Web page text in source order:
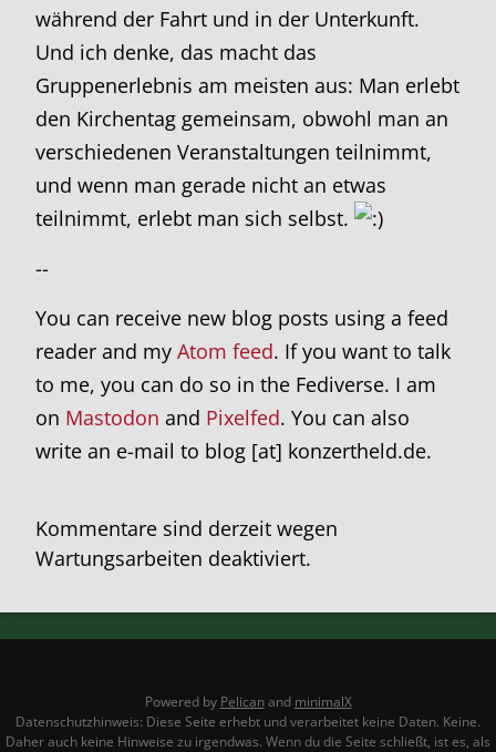
während der Fahrt und in der Unterkunft.
Und ich denke, das macht das
Gruppenerlebnis am meisten aus: Man erlebt
den Kirchentag gemeinsam, obwohl man an
verschiedenen Veranstaltungen teilnimmt,
und wenn man gerade nicht an etwas
teilnimmt, erlebt man sich selbst.
--
You can receive new blog posts using a feed
reader and my Atom feed. If you want to talk
to me, you can do so in the Fediverse. I am
on Mastodon and Pixelfed. You can also
write an e-mail to blog [at] konzertheld.de.
Kommentare sind derzeit wegen
Wartungsarbeiten deaktiviert.
Powered by Pelicanand minimalX
Datenschutzhinweis: Diese Seite erhebt und verarbeitet keine Daten. Keine.
Daher auch keine Hinweise zu irgendwas. Wenn du die Seite schließt, ist es, als